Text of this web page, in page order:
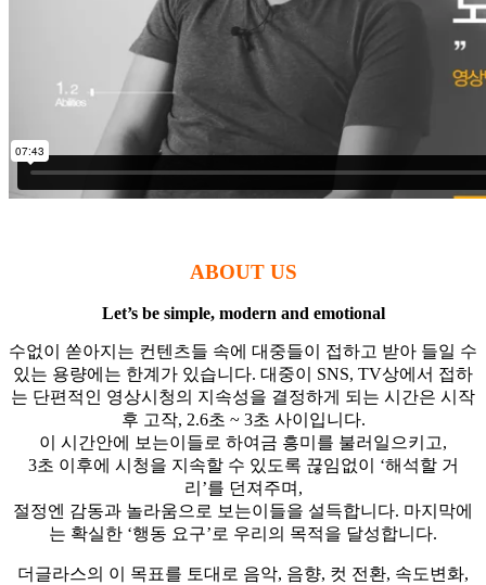
ABOUT US
Let’s be simple, modern and emotional
수없이 쏟아지는 컨텐츠들 속에 대중들이 접하고 받아 들일 수
있는 용량에는 한계가 있습니다. 대중이 SNS, TV상에서 접하
는 단편적인 영상시청의 지속성을 결정하게 되는 시간은 시작
후 고작, 2.6초 ~ 3초 사이입니다.
이 시간안에 보는이들로 하여금 흥미를 불러일으키고,
3초 이후에 시청을 지속할 수 있도록 끊임없이 ‘해석할 거
리’를 던져주며,
절정엔 감동과 놀라움으로 보는이들을 설득합니다. 마지막에
는 확실한 ‘행동 요구’로 우리의 목적을 달성합니다.
더글라스의 이 목표를 토대로 음악, 음향, 컷 전환, 속도변화,